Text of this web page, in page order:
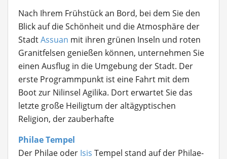
Nach Ihrem Frühstück an Bord, bei dem Sie den
Blick auf die Schönheit und die Atmosphäre der
StadtAssuan mit ihren grünen Inseln und roten
Granitfelsen genießen können, unternehmen Sie
einen Ausflug in die Umgebung der Stadt. Der
erste Programmpunkt ist eine Fahrt mit dem
Boot zur Nilinsel Agilika. Dort erwartet Sie das
letzte große Heiligtum der altägyptischen
Religion, der zauberhafte
Philae Tempel
Der Philae oder Isis Tempel stand auf der Philae-